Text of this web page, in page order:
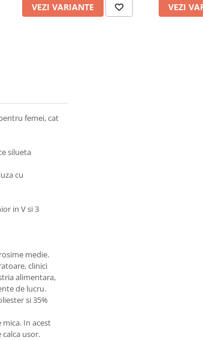
VEZI VARIANTE VEZI
femei, cat
silueta
cu
in V si 3
medie.
clinici
alimentara,
de lucru.
si 35%
In acest
usor.